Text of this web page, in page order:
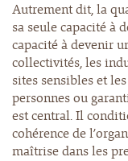
Autrement dit, la
sa seule capacité à
capacité à devenir
collectivités, les
sites sensibles et
personnes ou
est central. Il
cohérence de
maîtrise dans les